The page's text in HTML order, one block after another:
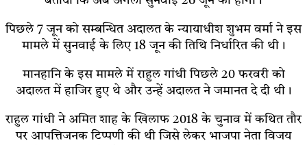
पिछले 7 जून को सम्बन्धित अदालत के न्यायाधीश शुभम वर्मा ने इस
मामले में सुनवाई के लिए 18 जून की तिथि निर्धारित की थी।
मानहानि के इस मामले में राहुल गांधी पिछले 20 फरवरी को
अदालत में हाजिर हुए थे और उन्हें अदालत ने जमानत दे दी थी।
राहुल गांधी ने अमित शाह के खिलाफ 2018 के चुनाव में कथित तौर
पर आपत्तिजनक टिप्पणी की थी जिसे लेकर भाजपा नेता विजय